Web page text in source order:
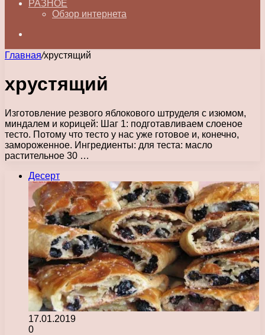
РАЗНОЕ
Обзор интернета
Главная/хрустящий
хрустящий
Изготовление резвого яблокового штруделя с изюмом,
миндалем и корицей: Шаг 1: подготавливаем слоеное
тесто. Потому что тесто у нас уже готовое и, конечно,
замороженное. Ингредиенты: для теста: масло
растительное 30 …
Десерт
17.01.2019
0